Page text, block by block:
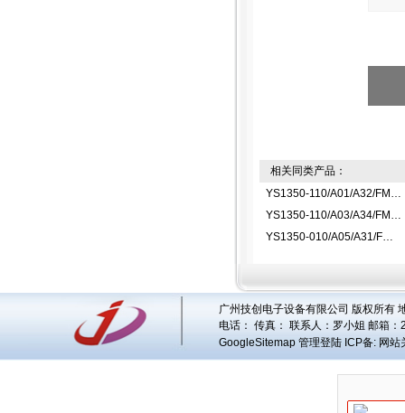
相关同类产品：
YS1350-110/A01/A32/FM指示控制器
YS1350-110/A03/A34/FM指示控制器
YS1350-010/A05/A31/FM指示控制器
广州技创电子设备有限公司 版权所有
电话： 传真： 联系人： 罗小姐 邮箱：
GoogleSitemap 管理登陆 ICP备: 网站